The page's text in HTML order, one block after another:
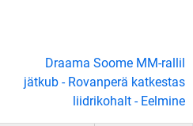
Draama Soome MM-rallil
jätkub - Rovanperä katkestas
liidrikohalt - Eelmine